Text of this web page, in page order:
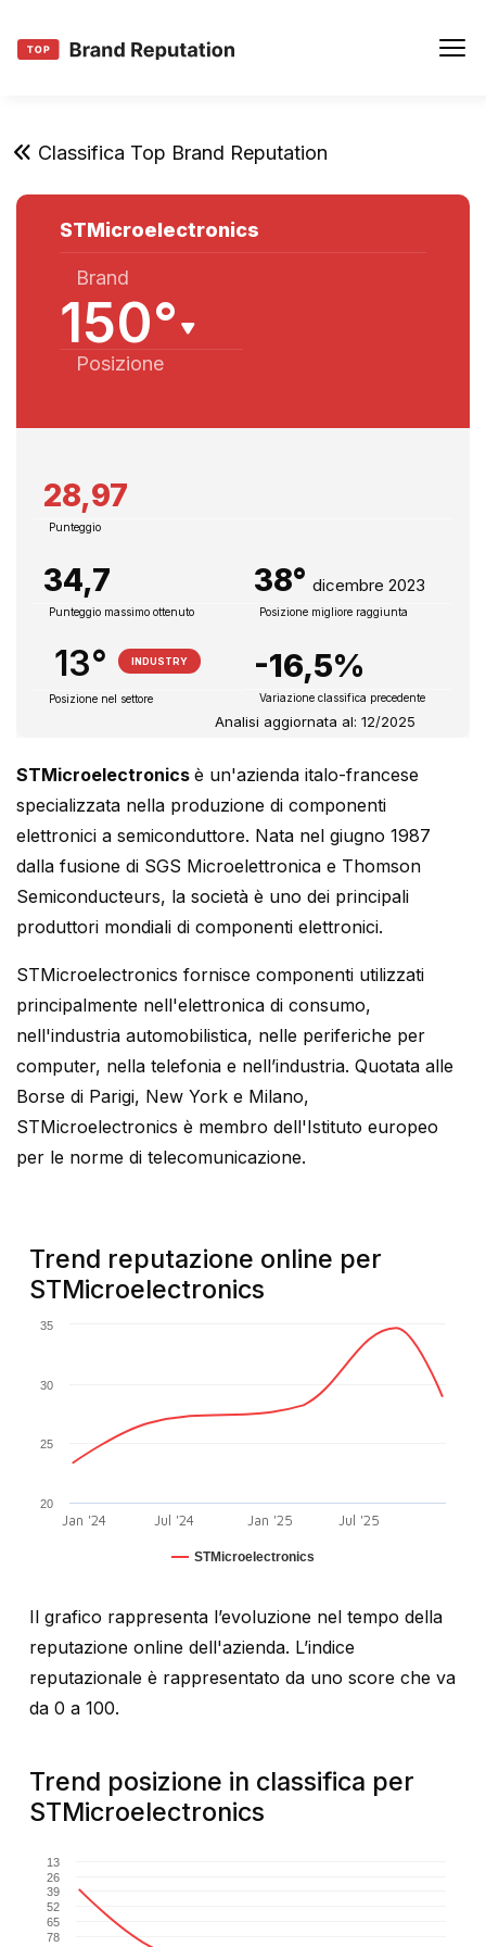
Classifica Top Brand Reputation
STMicroelectronics
Brand
150°
Posizione
28,97
Punteggio
34,7 38° dicembre 2023
Punteggio massimo ottenuto Posizione migliore raggiunta
13° INDUSTRY
Posizione nel settore
-16,5%
Variazione classifica precedente
Analisi aggiornata al: 12/2025
STMicroelectronics è un'azienda italo-francese
specializzata nella produzione di componenti
elettronici a semiconduttore. Nata nel giugno 1987
dalla fusione di SGS Microelettronica e Thomson
Semiconducteurs, la società è uno dei principali
produttori mondiali di componenti elettronici.
STMicroelectronics fornisce componenti utilizzati
principalmente nell'elettronica di consumo,
nell'industria automobilistica, nelle periferiche per
computer, nella telefonia e nell’industria. Quotata alle
Borse di Parigi, New York e Milano,
STMicroelectronics è membro dell'Istituto europeo
per le norme di telecomunicazione.
Trend reputazione online per
STMicroelectronics
STMicroelectronics
Jan '24 Jul '24 Jan '25 Jul '25
20
25
30
35
Il grafico rappresenta l’evoluzione nel tempo della
reputazione online dell'azienda. L’indice
reputazionale è rappresentato da uno score che va
da 0 a 100.
Trend posizione in classifica per
STMicroelectronics
13
26
39
52
65
78